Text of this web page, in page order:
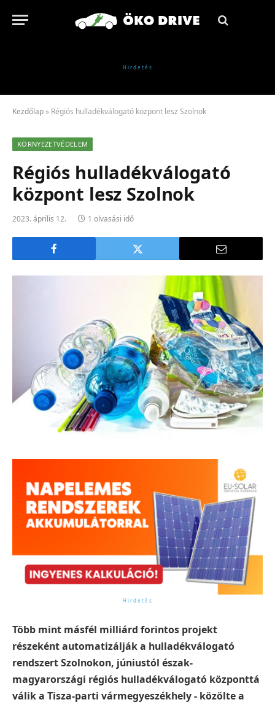
Kezdőlap » Régiós hulladékválogató központ lesz Szolnok
KÖRNYEZETVÉDELEM
Régiós hulladékválogató
központ lesz Szolnok
2023. április 12. 1 olvasási idő
Több mint másfél milliárd forintos projekt
részeként automatizálják a hulladékválogató
rendszert Szolnokon, júniustól észak-
magyarországi régiós hulladékválogató központtá
válik a Tisza-parti vármegyeszékhely - közölte a